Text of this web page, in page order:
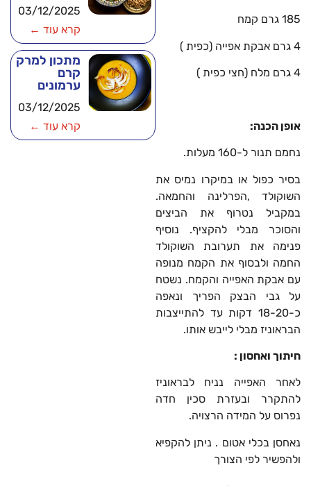
185 גרם קמח
4 גרם אבקת אפייה (כפית )
4 גרם מלח (חצי כפית )
אופן הכנה:
נחמם תנור ל-160 מעלות.
בסיר כפול או במיקרו נמיס את
השוקולד ,הפרלינה והחמאה.
במקביל נטרוף את הביצים
והסוכר מבלי להקציף. נוסיף
פנימה את תערובת השוקולד
החמה ולבסוף את הקמח מנופה
עם אבקת האפייה והקמח. נשטח
על גבי הבצק הפריך ונאפה
כ-18-20 דקות עד להתייצבות
הבראוניז מבלי לייבש אותו.
חיתוך ואחסון :
לאחר האפייה נניח לבראוניז
להתקרר ובעזרת סכין חדה
נפרוס על המידה הרצויה.
נאחסן בכלי אטום . ניתן להקפיא
ולהפשיר לפי הצורך
03/12/2025
קרא עוד ←
מתכון למרק
קרם
ערמונים
03/12/2025
קרא עוד ←